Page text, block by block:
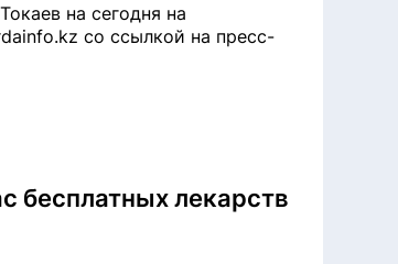
на сегодня на
со ссылкой на пресс-
бесплатных лекарств